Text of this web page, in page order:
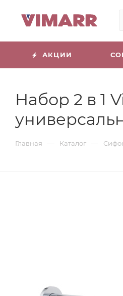
АКЦИИ
Набор 2 в 1
Главная — Каталог —